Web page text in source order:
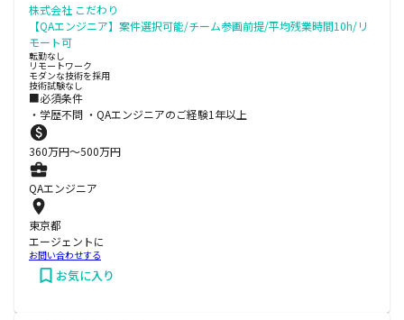
株式会社 こだわり
【QAエンジニア】案件選択可能/チーム参画前提/平均残業時間10h/リ
モート可
転勤なし
リモートワーク
モダンな技術を採用
技術試験なし
■必須条件
・学歴不問 ・QAエンジニアのご経験1年以上
360万円〜500万円
QAエンジニア
東京都
エージェントに
お問い合わせする
お気に入り